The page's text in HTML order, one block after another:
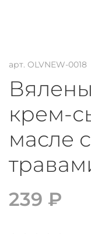
арт. OLVNEW-0018
крем-
масле
239 ₽